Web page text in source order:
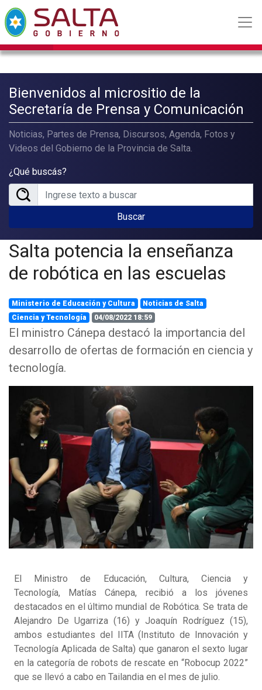
Bienvenidos al micrositio de la
Secretaría de Prensa y Comunicación
Noticias, Partes de Prensa, Discursos, Agenda, Fotos y
Videos del Gobierno de la Provincia de Salta.
¿Qué buscás?
Buscar
Salta potencia la enseñanza
de robótica en las escuelas
Ministerio de Educación y Cultura
Noticias de Salta
Ciencia y Tecnología
04/08/2022 18:59
El ministro Cánepa destacó la importancia del
desarrollo de ofertas de formación en ciencia y
tecnología.
El Ministro de Educación, Cultura, Ciencia y
Tecnología, Matías Cánepa, recibió a los jóvenes
destacados en el último mundial de Robótica. Se trata de
Alejandro De Ugarriza (16) y Joaquín Rodríguez (15),
ambos estudiantes del IITA (Instituto de Innovación y
Tecnología Aplicada de Salta) que ganaron el sexto lugar
en la categoría de robots de rescate en “Robocup 2022”
que se llevó a cabo en Tailandia en el mes de julio.